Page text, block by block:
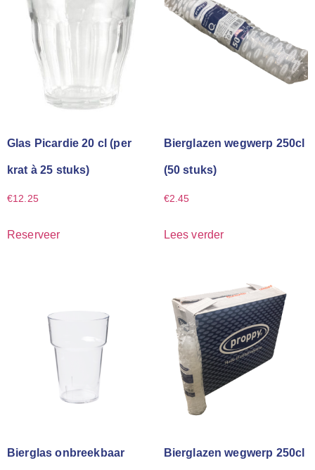
Glas Picardie 20 cl (per
krat à 25 stuks)
€12.25
Reserveer
Bierglazen wegwerp 250cl
(50 stuks)
€2.45
Lees verder
Bierglas onbreekbaar Bierglazen wegwerp 250cl